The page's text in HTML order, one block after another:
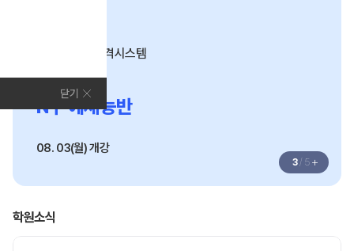
닫기
수준별 맞춤합격시스템
2027
N수 예체능반
08. 03(월) 개강
3/ 5 +
학원소식